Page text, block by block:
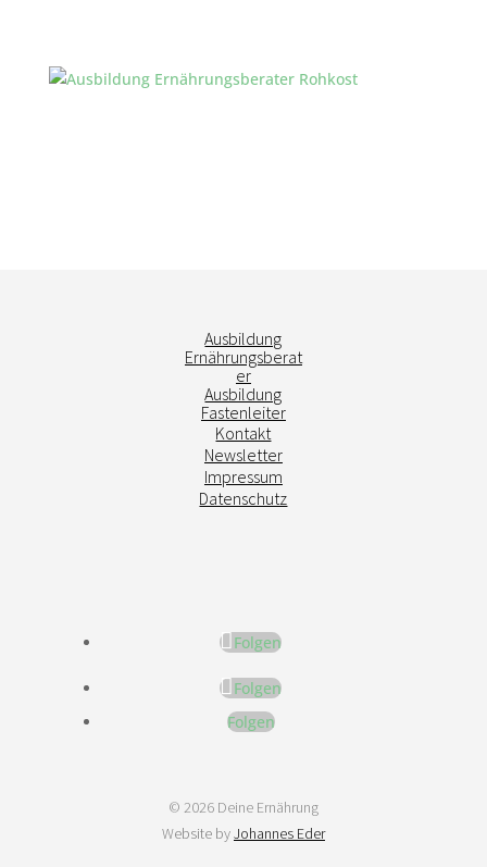
Ausbildung
Ernährungsberat
er
Ausbildung
Fastenleiter
Kontakt
Newsletter
Impressum
Datenschutz
Folgen
Folgen
Folgen
© 2026 Deine Ernährung
Website byJohannes Eder